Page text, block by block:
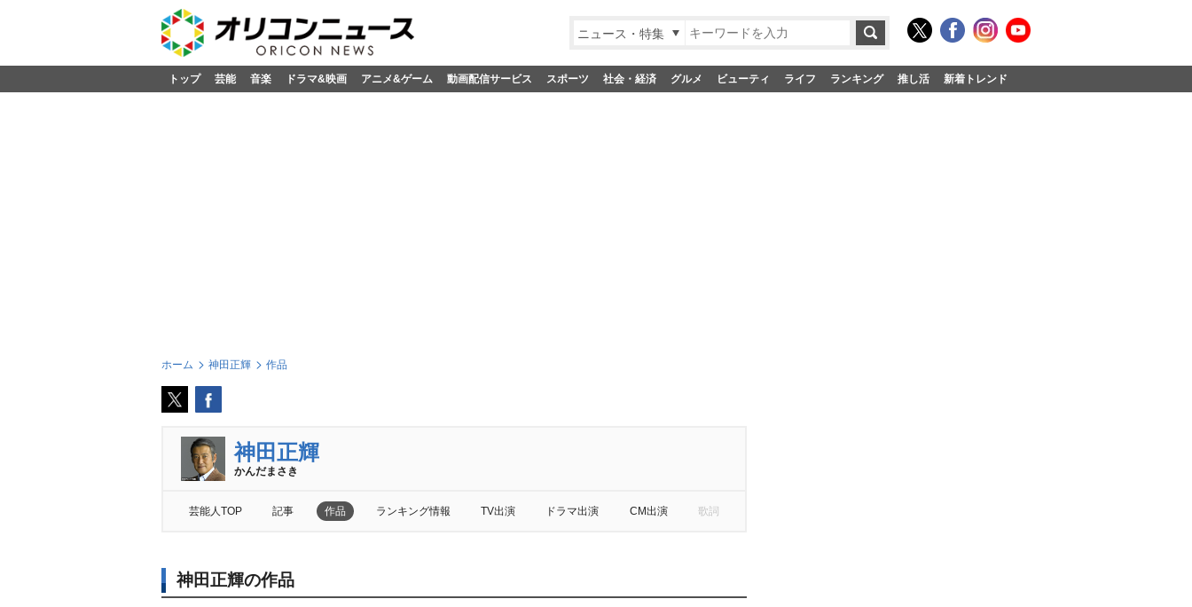
ニュース・特集
トップ 芸能 音楽 ドラマ&映画 アニメ&ゲーム 動画配信サービス スポーツ 社会・経済 グルメ ビューティ ライフ ランキング 推し活 新着トレンド
ホーム 神田正輝 作品
神田正輝
かんだまさき
芸能人TOP 記事 作品 ランキング情報 TV出演 ドラマ出演 CM出演 歌詞
神田正輝の作品